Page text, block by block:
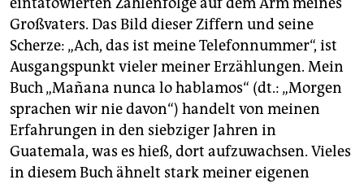
Großvaters. Das Bild dieser Ziffern und seine
Scherze: „Ach, das ist meine Telefonnummer“, ist
Ausgangspunkt vieler meiner Erzählungen. Mein
Buch „Mañana nunca lo hablamos“ (dt.: „Morgen
sprachen wir nie davon“) handelt von meinen
Erfahrungen in den siebziger Jahren in
Guatemala, was es hieß, dort aufzuwachsen. Vieles
in diesem Buch ähnelt stark meiner eigenen